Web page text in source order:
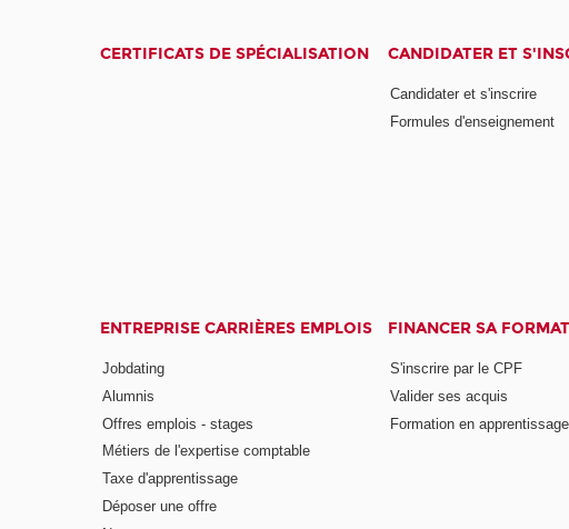
CERTIFICATS DE SPÉCIALISATION CANDIDATER ET
Candidater et s'inscrire
Formules d'enseignement
ENTREPRISE CARRIÈRES EMPLOIS
Jobdating
Alumnis
Offres emplois - stages
Métiers de l'expertise comptable
Taxe d'apprentissage
Déposer une offre
FINANCER SA
S'inscrire par le CPF
Valider ses acquis
Formation en apprentissage